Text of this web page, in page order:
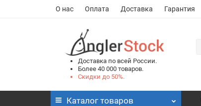
О нас Оплата Доставка Гарантия
Доставка по всей России.
Более 40 000 товаров.
Скидки до 50%.
Каталог товаров